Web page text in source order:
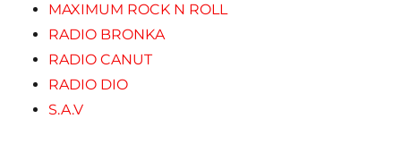
MAXIMUM ROCK N ROLL
RADIO BRONKA
RADIO CANUT
RADIO DIO
S.A.V